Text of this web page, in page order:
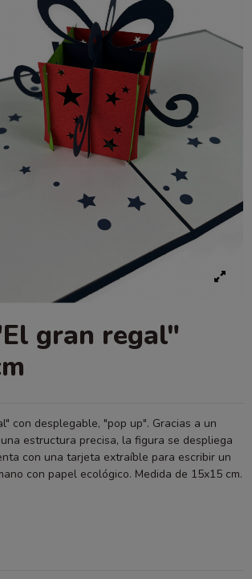
gran regal"
con desplegable, "pop up". Gracias a un
estructura precisa, la figura se despliega
con una tarjeta extraíble para escribir un
con papel ecológico. Medida de 15x15 cm.